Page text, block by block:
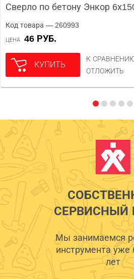
Сверло по бетону Энкор
Код товара — 260993
ЦЕНА 46 РУБ.
КУПИТЬ
К
ОТЛОЖИТЬ
СЕРВИСНЫЙ
Мы занимаемся
инструмента уже
лет